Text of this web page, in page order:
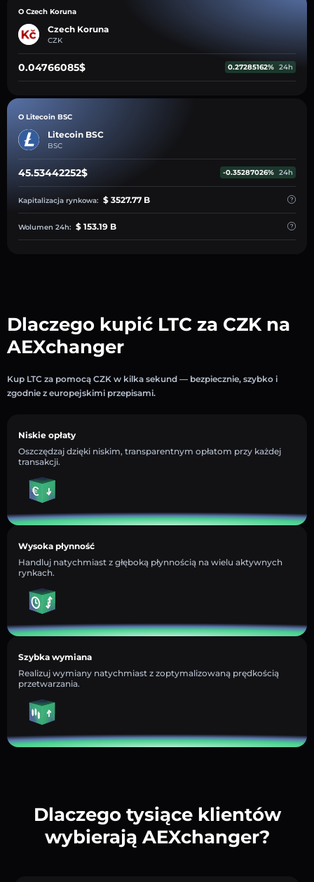
O Czech Koruna
Czech Koruna
CZK
0.04766085$ 0.27285162% 24h
O Litecoin BSC
Litecoin BSC
BSC
45.53442252$ -0.35287026% 24h
Kapitalizacja rynkowa: $ 3527.77 B
Wolumen 24h: $ 153.19 B
Dlaczego kupić LTC za CZK na
AEXchanger
Kup LTC za pomocą CZK w kilka sekund — bezpiecznie, szybko i
zgodnie z europejskimi przepisami.
Niskie opłaty
Oszczędzaj dzięki niskim, transparentnym opłatom przy każdej
transakcji.
Wysoka płynność
Handluj natychmiast z głęboką płynnością na wielu aktywnych
rynkach.
Szybka wymiana
Realizuj wymiany natychmiast z zoptymalizowaną prędkością
przetwarzania.
Dlaczego tysiące klientów
wybierają AEXchanger?